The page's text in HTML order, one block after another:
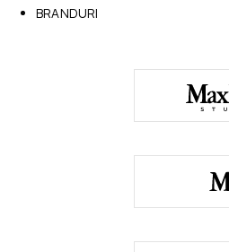
BRANDURI